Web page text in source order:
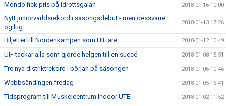
Mondo fick pris på Idrottsgalan 2018-01-16 10:00
Nytt juniorvärldsrekord i säsongsdebut - men dessvärre
ogiltig
2018-01-13 17:26
Biljetter till Nordenkampen som UIF:are 2018-01-12 10:49
UIF tackar alla som gjorde helgen till en succé 2018-01-08 15:51
Tre nya distriktrekord i början på säsongen 2018-01-06 10:46
Webbsändingen fredag 2018-01-05 16:41
Tidsprogram till Muskelcentrum Indoor UTE! 2018-01-02 11:52